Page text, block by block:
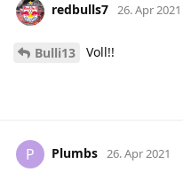
redbulls7 26. Apr 2021
Bulli13 Voll!!
P Plumbs 26. Apr 2021